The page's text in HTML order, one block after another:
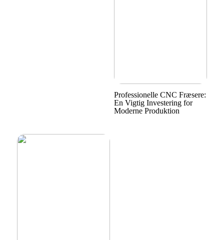
Professionelle CNC Fræsere:
En Vigtig Investering for
Moderne Produktion